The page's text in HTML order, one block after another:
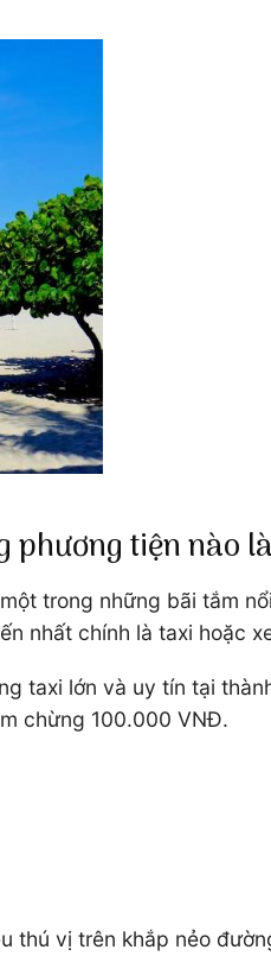
phương tiện nào
trong những bãi tắm
nhất chính là taxi hoặc
taxi lớn và uy tín tại
chừng 100.000 VNĐ.
thú vị trên khắp nẻo